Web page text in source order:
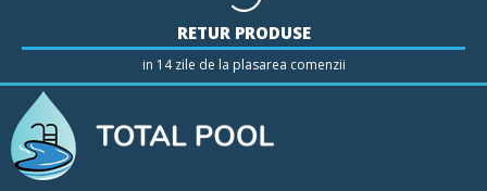
RETUR PRODUSE
in 14 zile de la plasarea comenzii